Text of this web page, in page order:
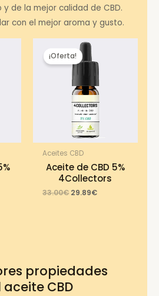
de la mejor calidad de CBD.
con el mejor aroma y gusto.
¡Oferta!
Aceites CBD
Aceite de CBD 5%
4Collectors
33.00€ Original
29.89€Current
propiedades
aceite CBD